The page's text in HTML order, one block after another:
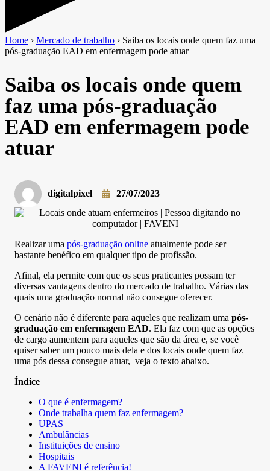
Home › Mercado de trabalho › Saiba os locais onde quem faz uma
pós-graduação EAD em enfermagem pode atuar
Saiba os locais onde quem
faz uma pós-graduação
EAD em enfermagem pode
atuar
digitalpixel 27/07/2023
Realizar uma pós-graduação online atualmente pode ser
bastante benéfico em qualquer tipo de profissão.
Afinal, ela permite com que os seus praticantes possam ter
diversas vantagens dentro do mercado de trabalho. Várias das
quais uma graduação normal não consegue oferecer.
O cenário não é diferente para aqueles que realizam uma pós-
graduação em enfermagem EAD. Ela faz com que as opções
de cargo aumentem para aqueles que são da área e, se você
quiser saber um pouco mais dela e dos locais onde quem faz
uma pós dessa consegue atuar, veja o texto abaixo.
Índice
O que é enfermagem?
Onde trabalha quem faz enfermagem?
UPAS
Ambulâncias
Instituições de ensino
Hospitais
A FAVENI é referência!